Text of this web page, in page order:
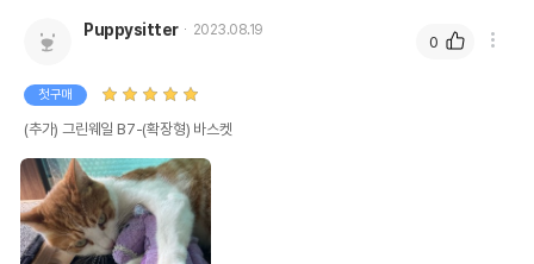
Puppysitter 2023.08.19
첫구매
(추가) 그린웨일 B7-(확장형) 바스켓
0